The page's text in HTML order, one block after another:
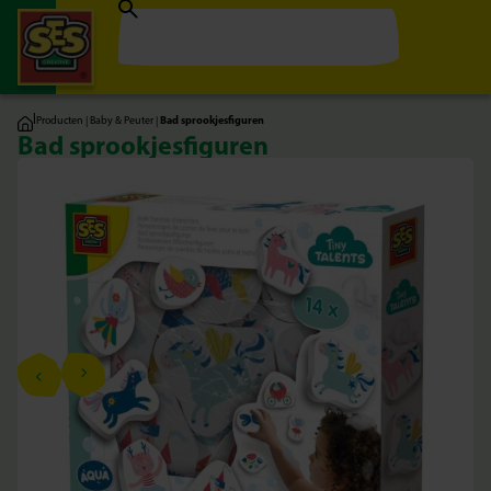
|Producten | Baby & Peuter | Bad sprookjesfiguren
Bad sprookjesfiguren